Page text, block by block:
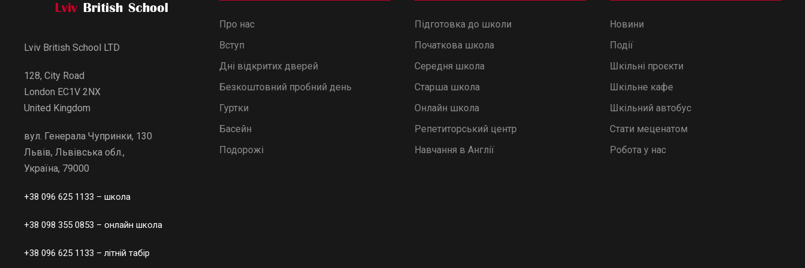
Lviv British School LTD
128, City Road
London EC1V 2NX
United Kingdom
вул. Генерала Чупринки, 130
Львів, Львівська обл.,
Україна, 79000
+38 096 625 1133 – школа
+38 098 355 0853 – онлайн школа
+38 096 625 1133 – літній табір
Про нас
Вступ
Дні відкритих дверей
Безкоштовний пробний день
Гуртки
Басейн
Подорожі
Підготовка до школи
Початкова школа
Середня школа
Старша школа
Онлайн школа
Репетиторський центр
Навчання в Англії
Новини
Події
Шкільні проєкти
Шкільне кафе
Шкільний автобус
Стати меценатом
Робота у нас